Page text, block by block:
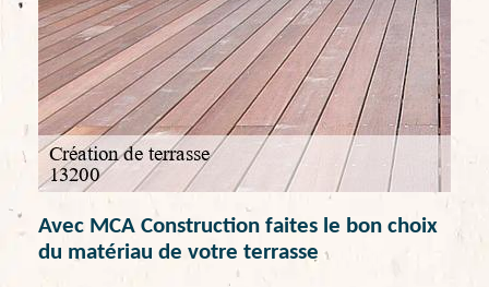
Avec MCA Construction faites le bon choix
du matériau de votre terrasse